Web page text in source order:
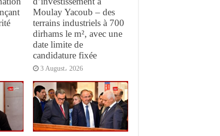
Moulay Yacoub – des
terrains industriels à 700
dirhams le m², avec une
date limite de
candidature fixée
3 August، 2026